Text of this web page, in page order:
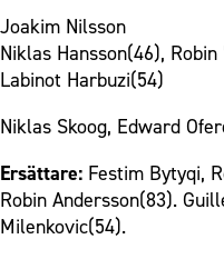
Malmö Trophy
Julshow
Inspiration
Nattfotboll
Himmelsblå
Karriärakademin
Grundskolefotboll mot
Fonder
Historik – herrlaget
Historik – damlaget
Närstående organisationer
Policydokument
Personuppgiftspolicy
Joakim Nilsson
Niklas Hansson(46), Robin
Labinot Harbuzi(54)
Niklas Skoog, Edward
Ersättare: Festim Bytyqi,
Robin Andersson(83).
Milenkovic(54).